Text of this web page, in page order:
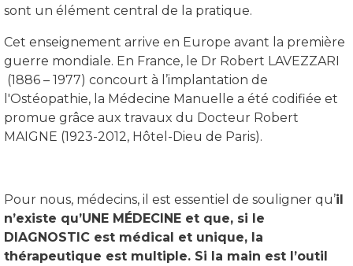
sont un élément central de la pratique.
Cet enseignement arrive en Europe avant la première
guerre mondiale. En France, le Dr Robert LAVEZZARI
(1886 – 1977) concourt à l’implantation de
l'Ostéopathie, la Médecine Manuelle a été codifiée et
promue grâce aux travaux du Docteur Robert
MAIGNE (1923-2012, Hôtel-Dieu de Paris).
Pour nous, médecins, il est essentiel de souligner qu’il
n’existe qu’UNE MÉDECINE et que, si le
DIAGNOSTIC est médical et unique, la
thérapeutique est multiple. Si la main est l’outil